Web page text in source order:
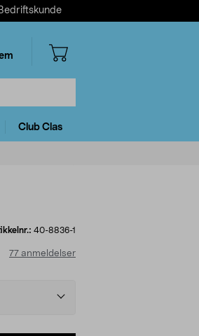
Club Clas
40-8836-1
77 anmeldelser